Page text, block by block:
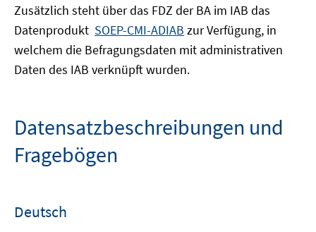
Zusätzlich steht über das FDZ der BA im IAB das
Datenprodukt SOEP-CMI-ADIAB zur Verfügung, in
welchem die Befragungsdaten mit administrativen
Daten des IAB verknüpft wurden.
Datensatzbeschreibungen und
Fragebögen
Deutsch